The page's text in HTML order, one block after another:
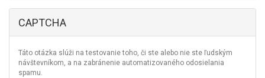
CAPTCHA
Táto otázka slúži na testovanie toho, či ste alebo nie ste ľudským
návštevníkom, a na zabránenie automatizovaného odosielania
spamu.